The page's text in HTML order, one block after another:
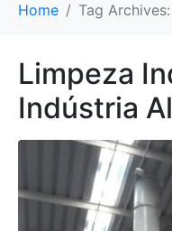
Home Tag
Limpeza
Indústria